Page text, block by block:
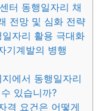
터 동행일자리 채
전망 및 심화 전략
자리 활용 극대화
기계발의 병행
에서 동행일자리
있습니까?
격 요건은 어떻게